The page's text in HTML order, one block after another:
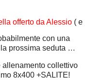
offerto da Alessio ( e
con una
prossima seduta …
allenamento collettivo
8x400 +SALITE!